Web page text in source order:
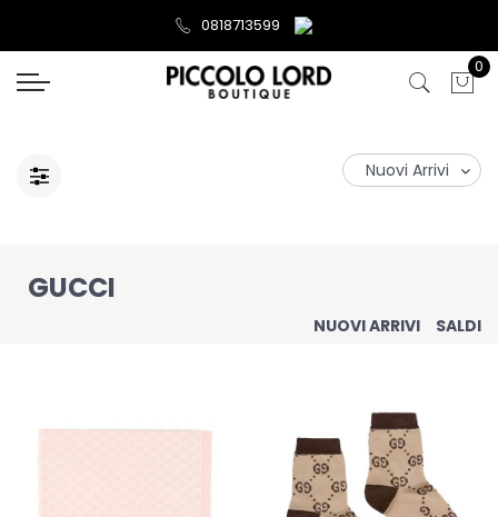
0818713599
0
GUCCI
NUOVI ARRIVI SALDI